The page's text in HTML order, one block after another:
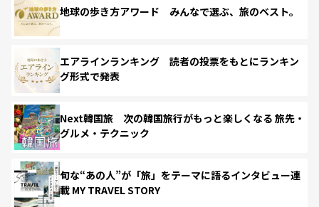
地球の歩き方アワード みんなで選ぶ、旅のベスト。
エアラインランキング 読者の投票をもとにランキン
グ形式で発表
Next韓国旅 次の韓国旅行がもっと楽しくなる 旅先・
グルメ・テクニック
旬な“あの人”が「旅」をテーマに語るインタビュー連
載 MY TRAVEL STORY